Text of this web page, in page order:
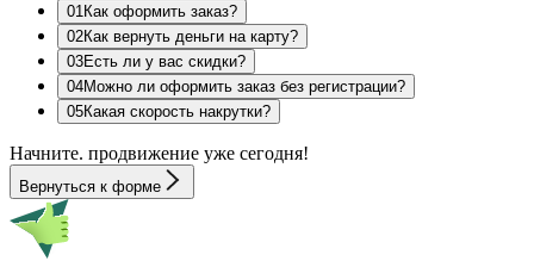
01 Как оформить заказ?
02Как вернуть деньги на карту?
03Есть ли у вас скидки?
04Можно ли оформить заказ без регистрации?
05Какая скорость накрутки?
Начните. продвижение уже сегодня!
Вернуться к форме